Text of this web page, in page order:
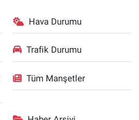
Hava Durumu
Trafik Durumu
Tüm Manşetler